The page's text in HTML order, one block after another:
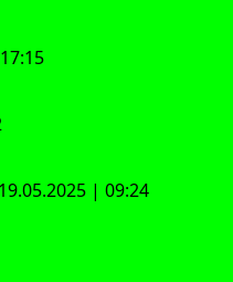
| 09:24